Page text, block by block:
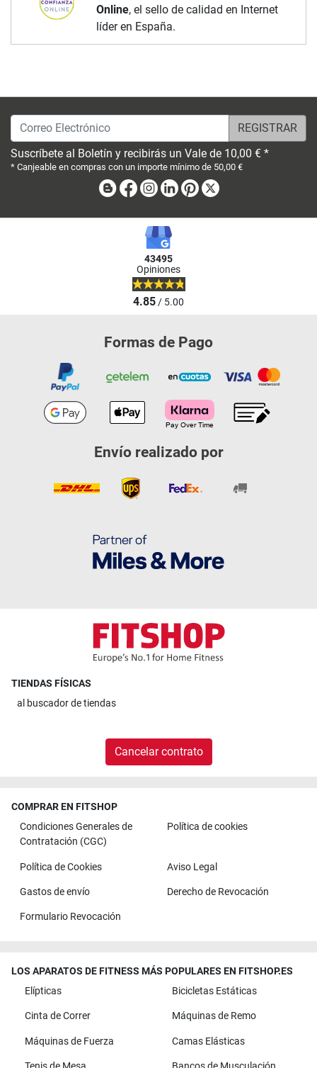
Online, el sello de calidad en Internet
líder en España.
Correo Electrónico
Suscríbete al Boletín y recibirás un Vale de 10,00 € *
* Canjeable en compras con un importe mínimo de 50,00 €
BlogFacebook
Instagram
LinkedinPinterest
43495
Opiniones
4.85/ 5.00
Formas de Pago
Envío realizado por
TIENDAS FÍSICAS
al buscador de tiendas
Cancelar contrato
COMPRAR EN FITSHOP
Condiciones Generales de
Contratación (CGC)
Política de cookies
Política de Cookies Aviso Legal
Gastos de envío Derecho de Revocación
Formulario Revocación
LOS APARATOS DE FITNESS MÁS POPULARES EN FITSHOP.ES
Elípticas
Bicicletas Estáticas
Cinta de Correr Máquinas de Remo
Máquinas de Fuerza Camas Elásticas